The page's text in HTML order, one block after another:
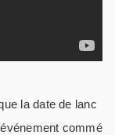
la date de lanc
commé